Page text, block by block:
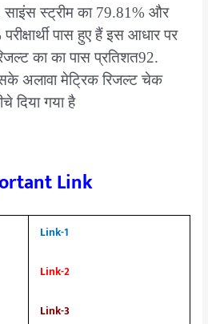
साइंस स्ट्रीम का 79.81% और
पास हुए हैं इस आधार पर
का का पास प्रतिशत92.
अलावा मेट्रिक रिजल्ट चेक
दिया गया है
Link
Link-1
Link-2
Link-3